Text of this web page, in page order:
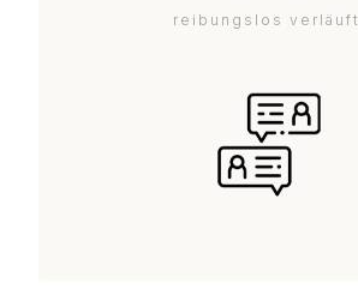
reibungslos verläuft.